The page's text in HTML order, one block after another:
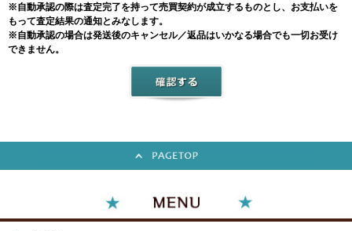
※自動承認の際は査定完了を持って売買契約が成立するものとし、お支払いを
もって査定結果の通知とみなします。
※自動承認の場合は発送後のキャンセル／返品はいかなる場合でも一切お受け
できません。